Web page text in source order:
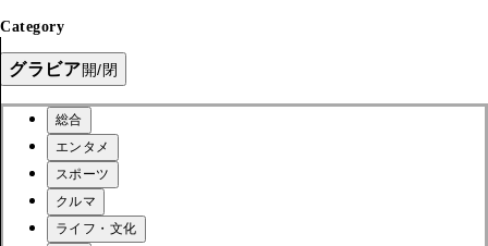
Category
グラビア開/閉
総合
エンタメ
スポーツ
クルマ
ライフ・文化